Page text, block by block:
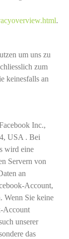
.
um uns zu
zum
keinesfalls an
Inc.,
USA . Bei
wird eine
Servern von
an
Account,
Wenn Sie keine
Account
unserer
das